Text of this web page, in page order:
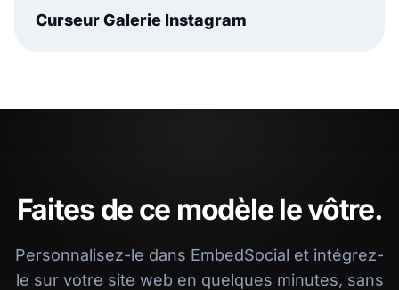
Curseur Galerie Instagram
Faites de ce modèle le vôtre.
Personnalisez-le dans EmbedSocial et intégrez-
le sur votre site web en quelques minutes, sans